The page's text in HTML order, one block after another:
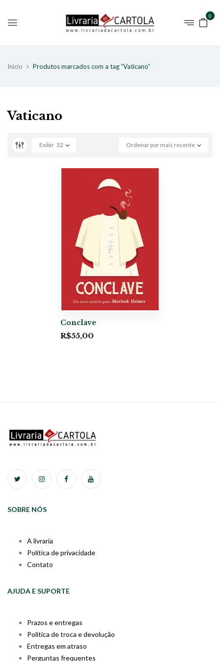
0
Início Produtos marcados com a tag “Vaticano”
Vaticano
Ordenar por mais recente
Exibir 32
Conclave
R$55,00
SOBRE NÓS
A livraria
Política de privacidade
Contato
AJUDA E SUPORTE
Prazos e entregas
Política de troca e devolução
Entregas em atraso
Perguntas frequentes